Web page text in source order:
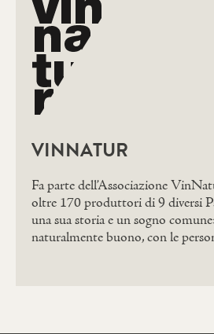
VINNATUR
Fa parte dell’Associazione
oltre 170 produttori di 9 diversi
una sua storia e un sogno
naturalmente buono, con le